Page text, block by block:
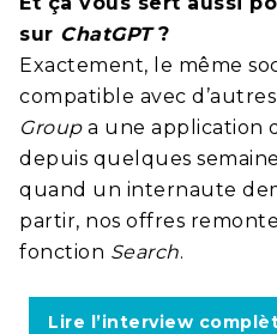
sur ChatGPT?
Exactement, le même
compatible avec
Groupa une application
depuis quelques
quand un internaute
partir, nos offres
fonction Search.
Lire l’interview